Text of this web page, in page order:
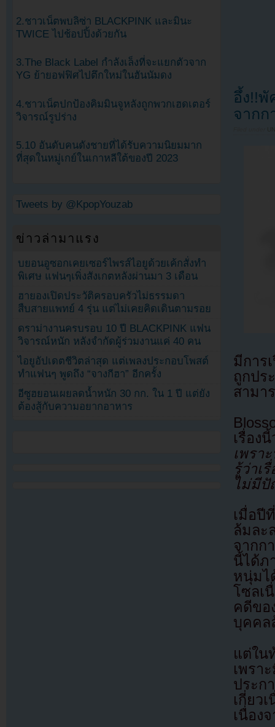
อึ้ง!!พั
จากก
มีการ
ถูกป
สามา
เรื่อ
เพรา
รู้ว่าเ
ไม่มีปั
เมื่อปี
ล้มละ
จากก
นี้ได้ภ
หนุ่มไ
โซลเ
คดีขอ
บุคคล
แต่ใน
เพรา
ประก
เกี่ยว
เนื่อง
2.ชาวเน็ตพบลิซ่า BLACKPINK และมินะ
TWICE ไปช้อปปิ้งด้วยกัน
3.The Black Label กำลังเล็งที่จะแยกตัวจาก
YG ย้ายอฟฟิศไปตึกใหม่ในฮันนัมดง
4.ชาวเน็ตปกป้องคิมมินจูหลังถูกพวกเฮดเตอร์
วิจารณ์รูปร่าง
5.10 อันดับคนดังชายที่ได้รับความนิยมมาก
ที่สุดในหมู่เกย์ในเกาหลีใต้ของปี 2023
Tweets by @KpopYouzab
ข่าวล่ามาแรง
บยอนอูซอกเคยเซอร์ไพรส์ไอยูด้วยเค้กสั่งทำ
พิเศษ แฟนๆเพิ่งสังเกตหลังผ่านมา 3 เดือน
ฮายองเปิดประวัติครอบครัวไม่ธรรมดา
สืบสายแพทย์ 4 รุ่น แต่ไม่เคยคิดเดินตามรอย
ดราม่างานครบรอบ 10 ปี BLACKPINK แฟน
วิจารณ์หนัก หลังจำกัดผู้ร่วมงานแค่ 40 คน
ไอยูอัปเดตชีวิตล่าสุด แต่เพลงประกอบโพสต์
ทำแฟนๆ พูดถึง “จางกีฮา” อีกครั้ง
อีซูฮยอนเผยลดน้ำหนัก 30 กก. ใน 1 ปี แต่ยัง
ต้องสู้กับความอยากอาหาร